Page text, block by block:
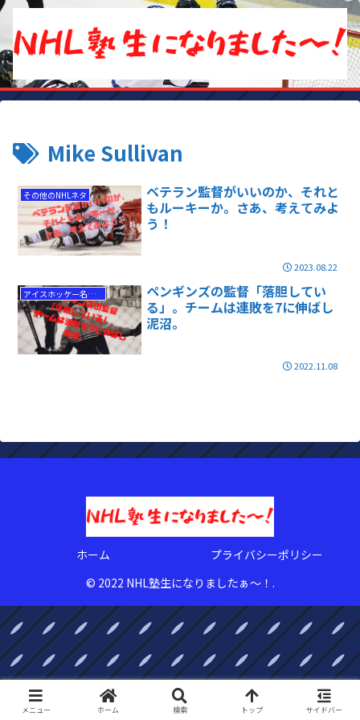
Mike Sullivan
その他のNHLネタ
ベテラン監督がいいのか、それと
もルーキーか。さあ、考えてみよ
う！
2023.08.22
アイスホッケー名勝負
ペンギンズの監督「落胆してい
る」。チームは連敗を7に伸ばし
泥沼。
2022.11.08
ホーム
プライバシーポリシー
© 2022 NHL塾生になりましたぁ〜！.
メニュー ホーム 検索 トップ サイドバー